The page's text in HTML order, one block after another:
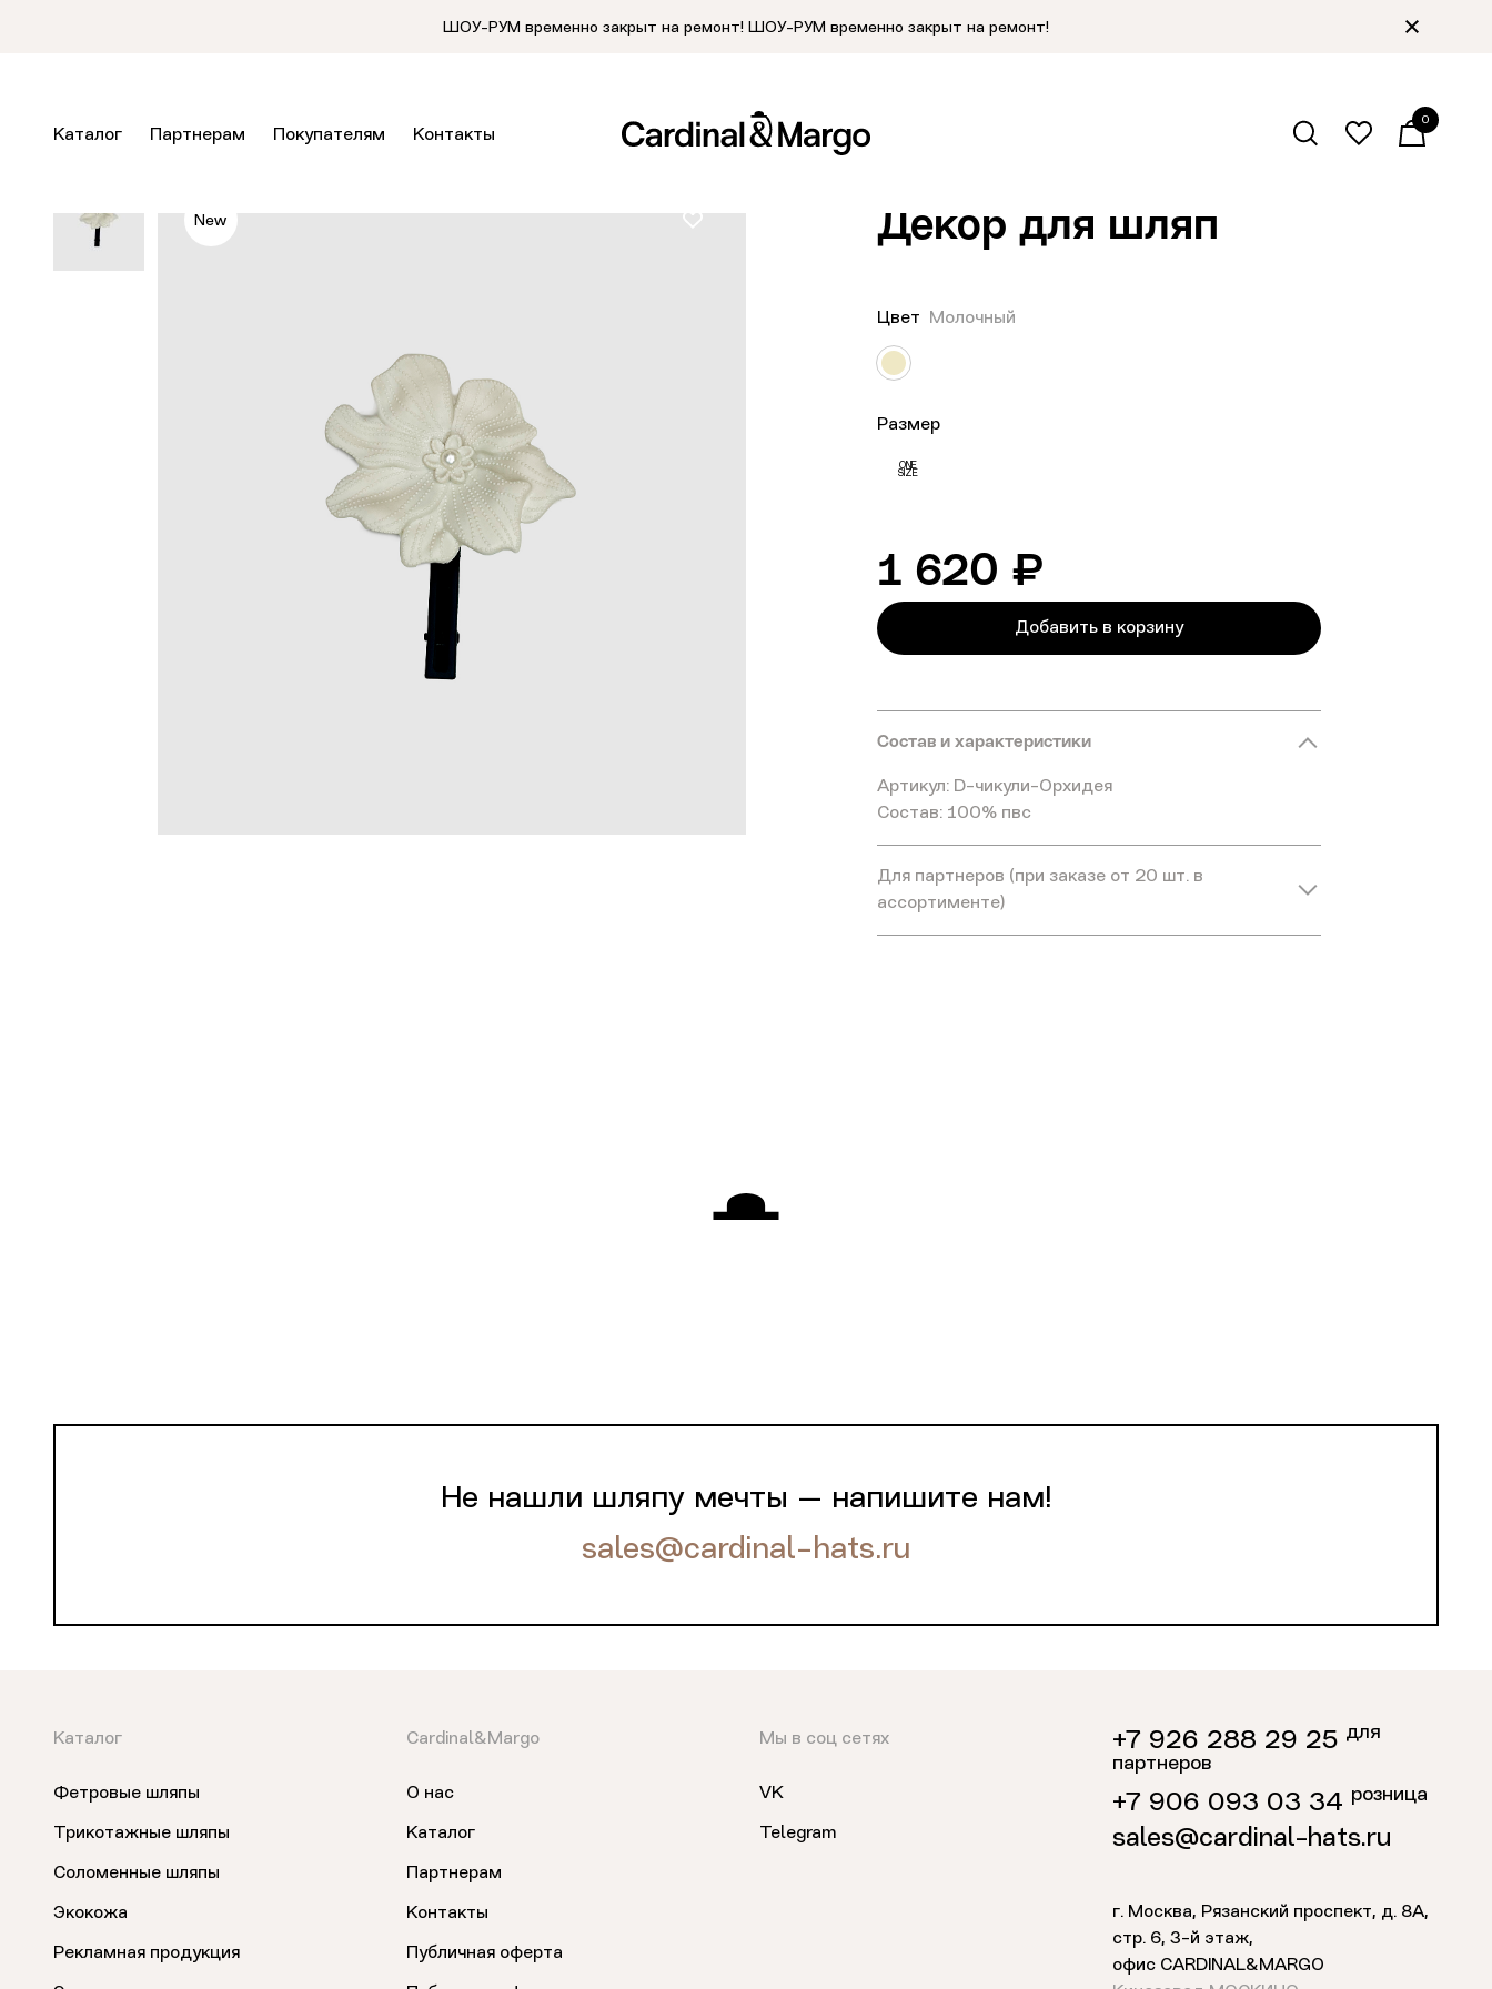
ШОУ-РУМ временно закрыт на ремонт! ШОУ-РУМ временно закрыт на ремонт!
Каталог Партнерам Покупателям Контакты
0
New Декор для шляп
Цвет Молочный
Размер
ONE
SIZE
1 620 ₽
Добавить в корзину
Состав и характеристики
Артикул: D-чикули-Орхидея
Состав: 100% пвс
Для партнеров (при заказе от 20 шт. в
ассортименте)
Не нашли шляпу мечты — напишите нам!
sales@cardinal-hats.ru
Каталог
Фетровые шляпы
Трикотажные шляпы
Соломенные шляпы
Экокожа
Рекламная продукция
Cardinal&Margo
О нас
Каталог
Партнерам
Контакты
Публичная оферта
Мы в соц сетях
VK
Telegram
+7 926 288 29 25 для
партнеров
+7 906 093 03 34 розница
sales@cardinal-hats.ru
г. Москва, Рязанский проспект, д. 8А,
стр. 6, 3-й этаж,
офис CARDINAL&MARGO